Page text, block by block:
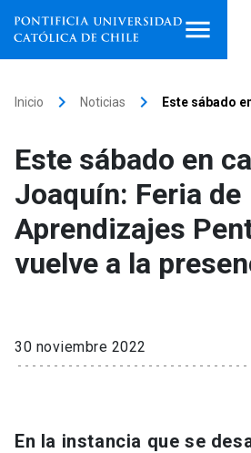
Facultades, escuelas e
institutos
Investigación
Inicio keyboard_arrow_right Noticias keyboard_arrow_right Este sábado
Este sábado en
Joaquín: Feria de
Aprendizajes
vuelve a la
30 noviembre 2022
En la instancia que se